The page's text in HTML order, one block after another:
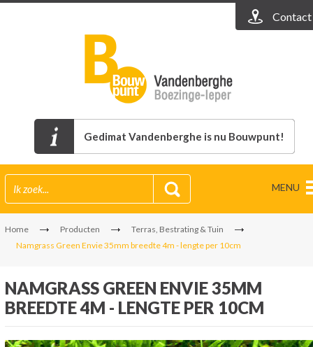
Contact
Gedimat Vandenberghe is nu Bouwpunt!
MENU
Home Producten
Terras, Bestrating & Tuin
Namgrass Green Envie 35mm breedte 4m - lengte per 10cm
NAMGRASS GREEN ENVIE 35MM
BREEDTE 4M - LENGTE PER 10CM